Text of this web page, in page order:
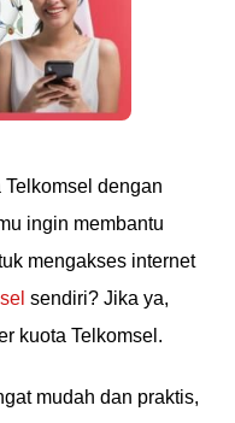
dengan
ingin membantu
mengakses internet
sendiri? Jika ya,
kuota Telkomsel.
mudah dan praktis,